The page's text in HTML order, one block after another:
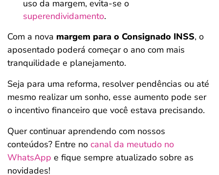
uso da margem, evita-se o
superendividamento.
Com a nova margem para o Consignado INSS, o
aposentado poderá começar o ano com mais
tranquilidade e planejamento.
Seja para uma reforma, resolver pendências ou até
mesmo realizar um sonho, esse aumento pode ser
o incentivo financeiro que você estava precisando.
Quer continuar aprendendo com nossos
conteúdos? Entre no canal da meutudo no
WhatsApp e fique sempre atualizado sobre as
novidades!